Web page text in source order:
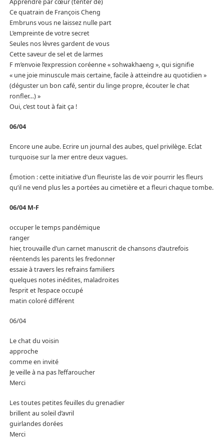
Apprendre par cœur (tenter de)
Ce quatrain de François Cheng
Embruns vous ne laissez nulle part
L’empreinte de votre secret
Seules nos lèvres gardent de vous
Cette saveur de sel et de larmes
F m’envoie l’expression coréenne « sohwakhaeng », qui signifie
« une joie minuscule mais certaine, facile à atteindre au quotidien »
(déguster un bon café, sentir du linge propre, écouter le chat
ronfler…) »
Oui, c’est tout à fait ça !
06/04
Encore une aube. Ecrire un journal des aubes, quel privilège. Eclat
turquoise sur la mer entre deux vagues.
Émotion : cette initiative d’un fleuriste las de voir pourrir les fleurs
qu’il ne vend plus les a portées au cimetière et a fleuri chaque tombe.
06/04 M-F
occuper le temps pandémique
ranger
hier, trouvaille d’un carnet manuscrit de chansons d’autrefois
réentends les parents les fredonner
essaie à travers les refrains familiers
quelques notes inédites, maladroites
l’esprit et l’espace occupé
matin coloré différent
06/04
Le chat du voisin
approche
comme en invité
Je veille à na pas l’effaroucher
Merci
Les toutes petites feuilles du grenadier
brillent au soleil d’avril
guirlandes dorées
Merci